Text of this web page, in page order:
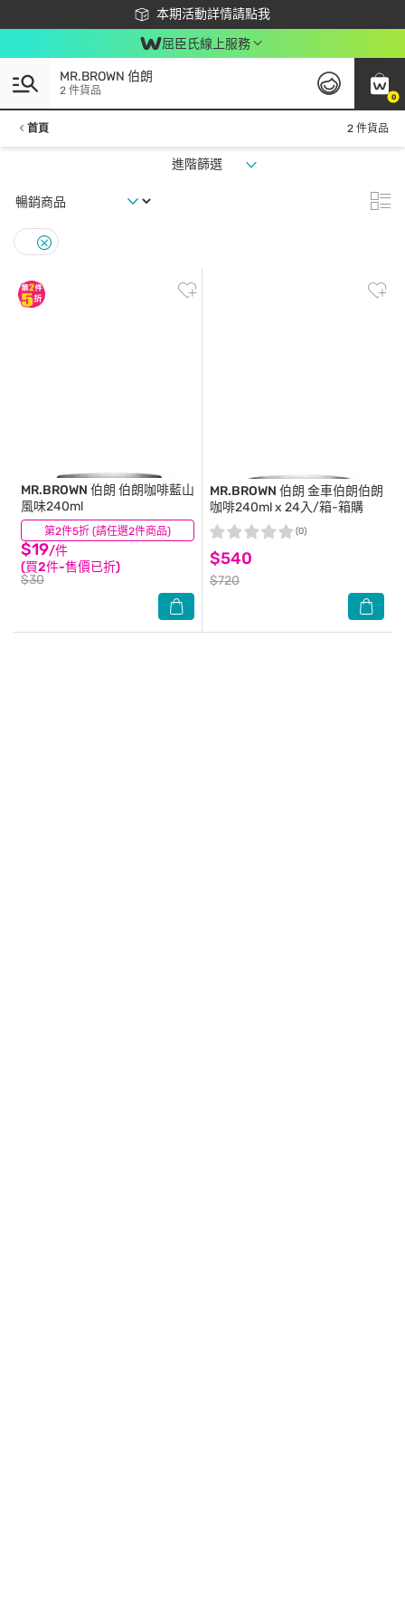
本期活動詳情請點我
下載app最高回饋$350
屈臣氏線上服務
0
MR.BROWN 伯朗
2 件貨品
首頁 2 件貨品
進階篩選
第2件5折 (請任選2件商品)
MR.BROWN 伯朗 伯朗咖啡藍山
風味240ml
$19/件
(買2件-售價已折)
$30
(21)
MR.BROWN 伯朗 金車伯朗伯朗
咖啡240ml x 24入/箱-箱購
$540
$720
(0)